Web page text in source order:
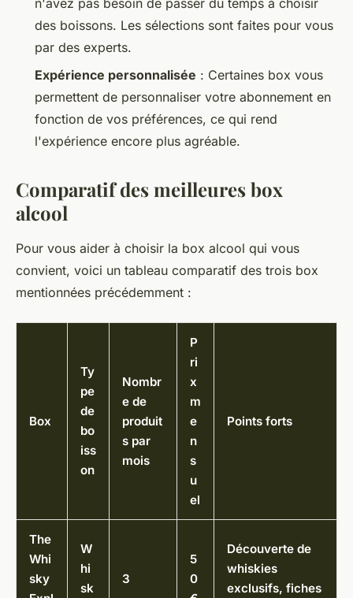
n'avez pas besoin de passer du temps à choisir
des boissons. Les sélections sont faites pour vous
par des experts.
Expérience personnalisée : Certaines box vous
permettent de personnaliser votre abonnement en
fonction de vos préférences, ce qui rend
l'expérience encore plus agréable.
Comparatif des meilleures box
alcool
Pour vous aider à choisir la box alcool qui vous
convient, voici un tableau comparatif des trois box
mentionnées précédemment :
Box
Ty
pe
de
bo
iss
on
Nombr
e de
produit
s par
mois
P
ri
x
m
e
n
s
u
el
Points forts
The
Whi
sky
W
hi
sk
3
5
0
Découverte de
whiskies
exclusifs, fiches